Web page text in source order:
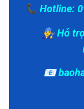
📞 Hotline:
👨‍🔧 Hỗ
📧